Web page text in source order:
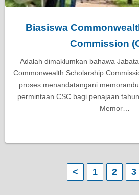
Biasiswa
Commission
Adalah dimaklumkan bahawa
Commonwealth Scholarship
proses menandatangani
permintaan CSC bagi penajaan
Memor…
< 1 2 3